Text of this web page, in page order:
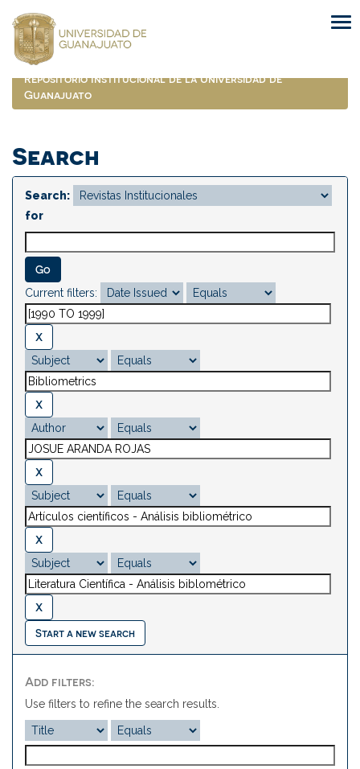
navigation
Repositorio Institucional de la Universidad de
Guanajuato
Search
Search:
for
Current filters:
Start a new search
Add filters:
Use filters to refine the search results.